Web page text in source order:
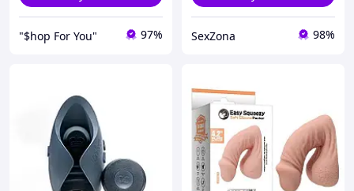
"$hop For You" 97% SexZona 98%